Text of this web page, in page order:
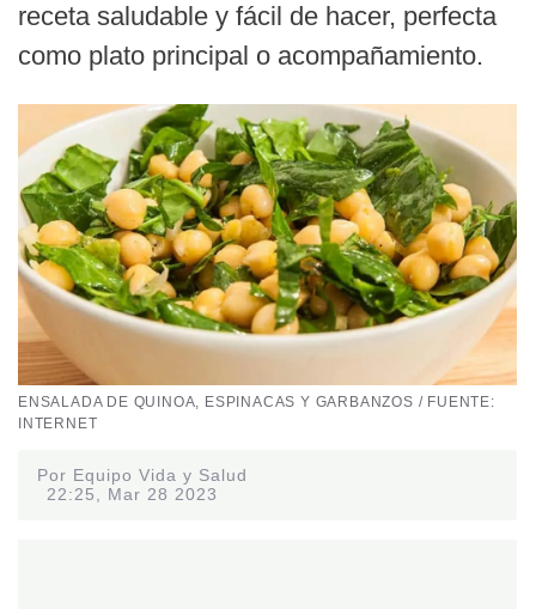
receta saludable y fácil de hacer, perfecta
como plato principal o acompañamiento.
ENSALADA DE QUINOA, ESPINACAS Y GARBANZOS / FUENTE:
INTERNET
Por Equipo Vida y Salud
22:25, Mar 28 2023